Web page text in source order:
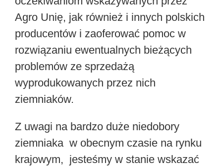
Agro Unię, jak również i innych polskich
producentów i zaoferować pomoc w
rozwiązaniu ewentualnych bieżących
problemów ze sprzedażą
wyprodukowanych przez nich
ziemniaków.
Z uwagi na bardzo duże niedobory
ziemniaka w obecnym czasie na rynku
krajowym, jesteśmy w stanie wskazać